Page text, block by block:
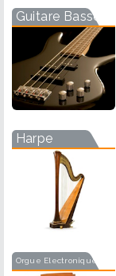
Guitare Basse
Harpe
Orgue Electronique